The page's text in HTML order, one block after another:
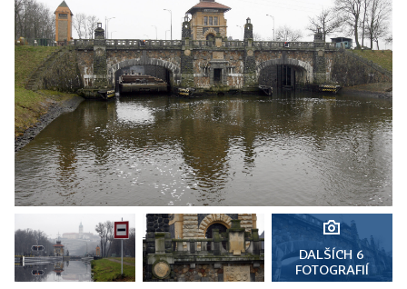
DALŠÍCH 6
FOTOGRAFIÍ